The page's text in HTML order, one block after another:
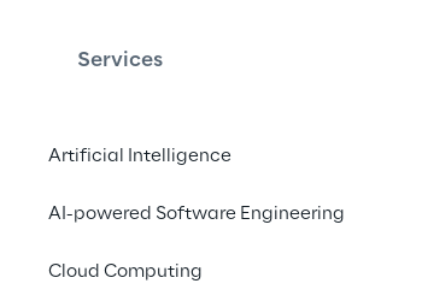
Services
Artificial Intelligence
AI-powered Software Engineering
Cloud Computing
einen